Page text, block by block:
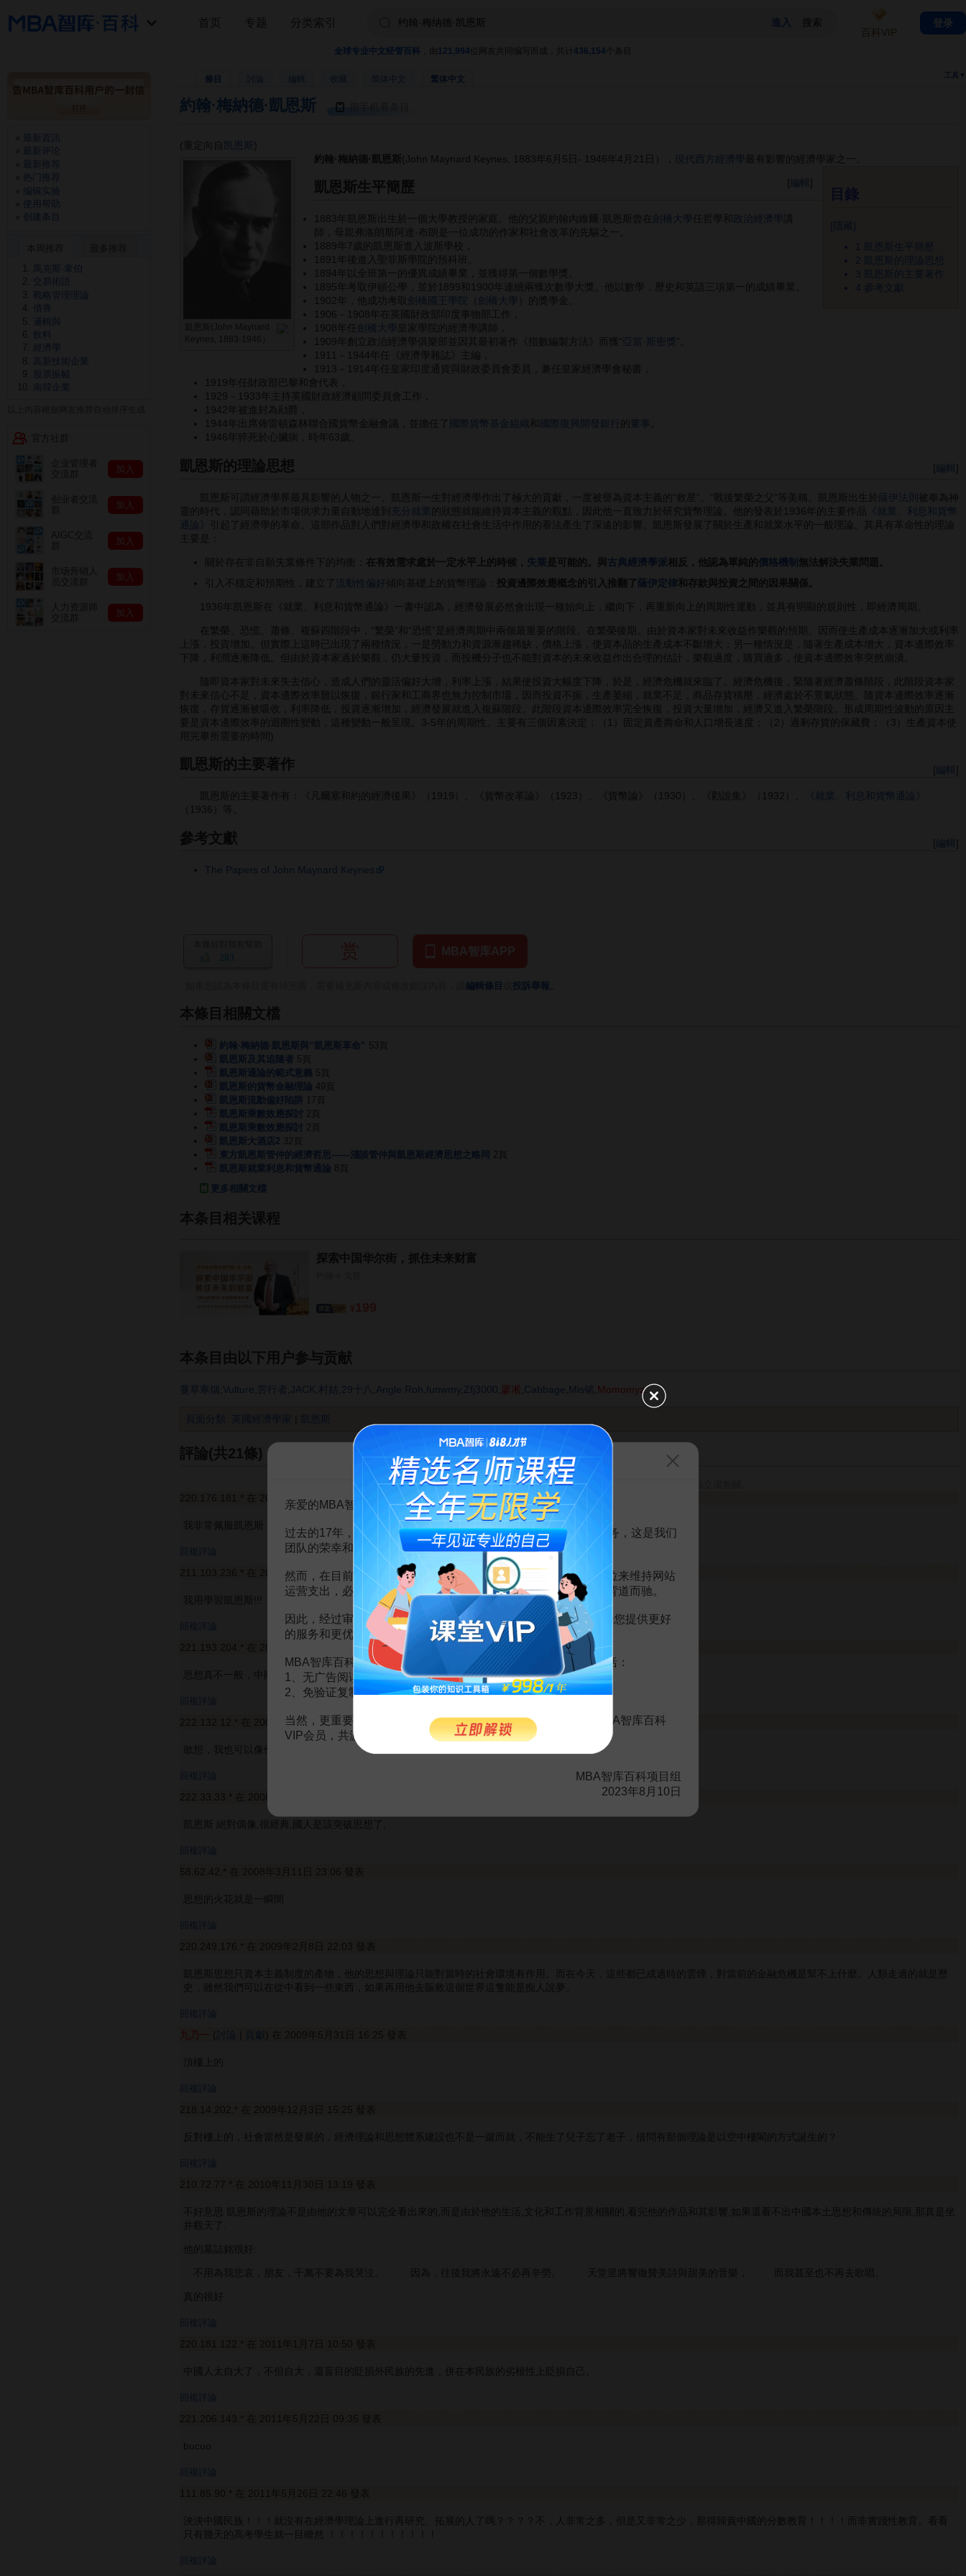
全球专业中文经管百科 121,994 位网友共同编写而成，共计 436,154 个条目
條目 收藏 繁体中文 工具▼
約翰·梅納德·凱恩斯
(重定向自 凯恩斯
凱恩斯(John Maynard
Keynes, 1883-1946）
約翰·梅納德·凱恩斯(John Maynard Keynes, 1883年6月5日- 1946年4月21日）， 現代西方經濟學 最有影響的經濟學家之一。
1 凱恩斯生平簡歷
2 凱恩斯的理論思想
3 凱恩斯的主要著作
4
參考文獻
[編輯
凱恩斯生平簡歷
1883年凱恩斯出生於一個大學教授的家庭。他的父親約翰內維爾·凱恩斯曾在 劍橋大學 任哲學和 政治經濟學
師，母親弗洛朗斯阿達·布朗是一位成功的作家和社會改革的先驅之一。
1889年7歲的凱恩斯進入波斯學校，
1891年後進入聖菲斯學院的預科班。
1894年以全班第一的優異成績畢業，並獲得第一個數學獎。
1895年考取伊頓公學，並於1899和1900年連續兩獲次數學大獎。他以數學，歷史和英語三項第一的成績畢業。
1902年，他成功考取 劍橋國王學院 劍橋大學 ）的獎學金。
1906－1908年在英國財政部印度事物部工作，
1908年任
劍橋大學 皇家學院的經濟學講師，
1909年創立政治經濟學俱樂部並因其最初著作《指數編製方法》而獲“ 亞當·斯密獎 ”。
1911－1944年任《經濟學雜誌》主編，
1913－1914年任皇家印度通貨與財政委員會委員，兼任皇家經濟學會秘書，
1919年任財政部巴黎和會代表，
1929－1933年主持英國財政經濟顧問委員會工作，
1942年被進封為勛爵，
1944年出席佈雷頓森林聯合國貨幣金融會議，並擔任了 國際貨幣基金組織 和 國際復興開發銀行 的 董事
1946年猝死於心臟病，時年63歲。
[編輯
凱恩斯的理論思想
凱恩斯可謂經濟學界最具影響的人物之一。凱恩斯一生對經濟學作出了極大的貢獻，一度被譽為資本主義的“救星”、“戰後繁榮之父”等美稱。凱恩斯出生於 薩伊法則
被奉為神
靈的時代，認同藉助於市場供求力量自動地達到
充分就業 的狀態就能維持資本主義的觀點，因此他一直致力於研究貨幣理論。他的發表於1936年的主要作品 《就業、利息和貨幣
通論》
引起了經濟學的革命。這部作品對人們對經濟學和政權在社會生活中作用的看法產生了深遠的影響。凱恩斯發展了關於生產和就業水平的一般理論。其具有革命性的理論
主要是：
關於存在非自願失業條件下的均衡： 在有效需求處於一定水平上的時候， 失業 是可能的。與古典經濟學派相反，他認為單純的價格機制 無法解決失業問題。
引入不穩定和預期性，建立了
流動性偏好 傾向基礎上的貨幣理論： 投資邊際效應概念的引入推翻了薩伊定律和存款與投資之間的因果關係。
1936年凱恩斯在《就業、利息和貨幣通論》一書中認為，經濟發展必然會出現一種始向上，繼向下，再重新向上的周期性運動，並具有明顯的規則性，即經濟周期。
在繁榮、恐慌、蕭條、複蘇四階段中，“繁榮”和“恐慌”是經濟周期中兩個最重要的階段。在繁榮後期。由於資本家對未來收益作樂觀的預期。因而使生產成本逐漸加大或利率
上漲，投資增加。但實際上這時已出現了兩種情況，一是勞動力和資源漸趨稀缺，價格上漲，使資本品的生產成本不斷增大；另一種情況是，隨著生產成本增大，資本邊際效率
下降，利潤逐漸降低。但由於資本家過於樂觀，仍大量投資，而投機分子也不能對資本的未來收益作出合理的估計，樂觀過度，購買過多，使資本邊際效率突然崩潰。
隨即資本家對未來失去信心，造成人們的靈活偏好大增，利率上漲，結果使投資大幅度下降，於是，經濟危機就來臨了。經濟危機後，緊隨著經濟蕭條階段，此階段資本家
對未來信心不足，資本邊際效率難以恢復，銀行家和工商界也無力控制市場，因而投資不振，生產萎縮，就業不足，商品存貨積壓，經濟處於不景氣狀態。隨資本邊際效率逐漸
恢復，存貨逐漸被吸收，利率降低，投資逐漸增加，經濟發展就進入複蘇階段。此階段資本邊際效率完全恢復，投資大量增加，經濟又進入繁榮階段。形成周期性波動的原因主
要是資本邊際效率的迴圈性變動，這種變動一般呈現。3-5年的周期性。主要有三個因素決定：（1）固定資產壽命和人口增長速度；（2）過剩存貨的保藏費；（3）生產資本使
用完畢所需要的時間)
[編輯
凱恩斯的主要著作
凱恩斯的主要著作有：《凡爾塞和約的經濟後果》（1919）、《貨幣改革論》（1923）、《貨幣論》（1930）、《勸說集》（1932）、
《就業、利息和貨幣通論》
（1936）等。
[編輯
參考文獻
The Papers of John Maynard Keynes
203
編輯條目 投訴舉報
本條目相關文檔
約翰·梅納德·凱恩斯與“凱恩斯革命” 53頁
凱恩斯及其追隨者
5頁
凱恩斯通論的範式意義
5頁
凱恩斯的貨幣金融理論
凱恩斯流動偏好陷阱 17頁
凱恩斯乘數效應探討 2頁
凱恩斯乘數效應探討 2頁
凱恩斯大酒店2 32頁
東方凱恩斯管仲的經濟哲思——淺談管仲與凱恩斯經濟思想之略同 2頁
凱恩斯就業利息和貨幣通論 8頁
更多相關文檔
本条目相关课程
探索中国华尔街，抓住未来财富
本条目由以下用户参与贡献
蔓草寒烟 Vulture 苦行者 JACK 村姑 29十八 Angle Roh funwmy Zfj3000 廖凇 Cabbage Mis铭 Momomyz.
頁面分類 英國經濟學家 凱恩斯
評論(共21條)
提示:評論內容為網友針對條目"約翰·梅納德·凱恩斯 "展開的討論，與本站觀點立場無關。
220.176.181.* 在 2007年11月26日 15:01 發表
我非常佩服凱恩斯
回複評論
211.103.236.* 在 2007年12月1日 20:53 發表
回複評論
221.193.204.* 在 2007年12月26日 17:50 發表
思想真不一般，中國人要突破思想了
回複評論
222.132.12.* 在 2007年12月29日 18:48 發表
敢想，我也可以像他一樣。
回複評論
凱恩斯 絕對偶像,很經典,國人是該突破思想了,
回複評論
思想的火花就是一瞬間
回複評論
凱恩斯思想只資本主義制度的產物，他的思想與理論只能對當時的社會環境有作用。而在今天，這些都已成過時的雲煙，對當前的金融危機是幫不上什麼。人類走過的就是歷
史，雖然我們可以在從中看到一些東西，如果再用他去賑救這個世界這隻能是痴人說夢。
回複評論
九乃一 討論
頂樓上的
回複評論
反對樓上的，社會當然是發展的，經濟理論和思想體系建設也不是一蹴而就，不能生了兒子忘了老子，借問有那個理論是以空中樓閣的方式誕生的？
回複評論
不好意思 凱恩斯的理論不是由他的文章可以完全看出來的,而是由於他的生活,文化和工作背景相關的,看完他的作品和其影響,如果還看不出中國本土思想和傳統的局限,那真是坐
井觀天了.
他的墓誌銘很好:
不用為我悲哀，朋友，千萬不要為我哭泣。 因為，往後我將永遠不必再辛勞。 天堂里將響徹贊美詩與甜美的音樂， 而我甚至也不再去歌唱。
真的很好
回複評論
中國人太自大了，不但自大，還盲目的貶損外民族的先進，併在本民族的劣根性上貶損自己。
回複評論
bucuo
回複評論
泱泱中國民族！！！就沒有在經濟學理論上進行再研究、拓展的人了嗎？？？？不，人非常之多，但是又非常之少，那得歸責中國的分數教育！！！！而非實踐性教育。看看
只有幾天的高考學生就一目瞭然 ！！！！！！！！！！！
回複評論
首页 专题 分类索引
百科VIP
登录
最新資訊
最新评论
最新推荐
热门推荐
编辑实验
使用帮助
创建条目
馬克斯·韋伯
交易術語
戰略管理理論
債券
邏輯與
飲料
經濟學
高新技術企業
股票振幅
南韓企業
加入
加入
加入
加入
加入
告MBA智库百科用户的一封信
亲爱的MBA智库百科用户：
过去的17年，百科频道一直以免费公益的形式为大家提供知识服务，这是我们
团队的荣幸和骄傲。
然而，在目前越来越严峻的经营挑战下，单纯依靠不断增加广告位来维持网站
运营支出，必然会越来越影响您的使用体验，这也与我们的初衷背道而驰。
因此，经过审慎地考虑，我们决定推出VIP会员收费制度，以便为您提供更好
的服务和更优质的内容。
MBA智库百科VIP会员（9.9元 / 年， 点击开通 ），您的权益将包括：
1、无广告阅读；
2、免验证复制。
当然，更重要的是长期以来您对百科频道的支持。诚邀您加入MBA智库百科
VIP会员，共渡难关，共同见证彼此的成长和进步！
MBA智库百科项目组
2023年8月10日